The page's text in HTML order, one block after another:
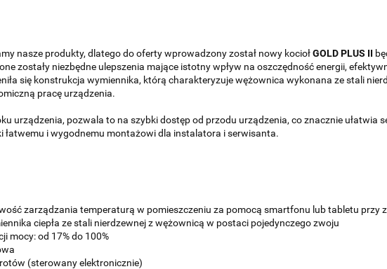
nasze produkty, dlatego do oferty wprowadzony został nowy kociołGOLD PLUS II
zostały niezbędne ulepszenia mające istotny wpływ na oszczędność energii,
się konstrukcja wymiennika, którą charakteryzuje wężownica wykonana ze stali
pracę urządzenia.
urządzenia, pozwala to na szybki dostęp od przodu urządzenia, co znacznie ułatwia
łatwemu i wygodnemu montażowi dla instalatora i serwisanta.
zarządzania temperaturą w pomieszczeniu za pomocą smartfonu lub tabletu przy
ciepła ze stali nierdzewnej z wężownicą w postaci pojedynczego zwoju
mocy: od 17% do 100%
(sterowany elektronicznie)